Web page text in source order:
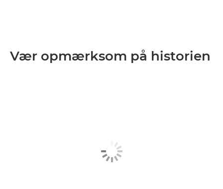
Vær opmærksom på historien